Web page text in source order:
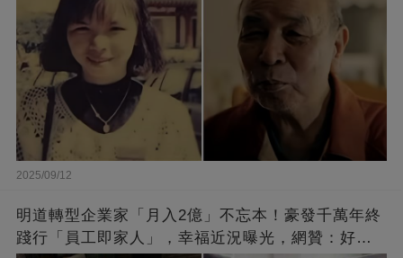
2025/09/12
明道轉型企業家「月入2億」不忘本！豪發千萬年終
踐行「員工即家人」，幸福近況曝光，網贊：好老